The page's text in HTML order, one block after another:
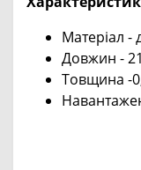
Матеріал -
Довжин -
Товщина -